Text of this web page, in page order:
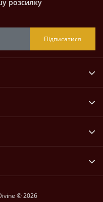
розсилку
Підписатися
© 2026